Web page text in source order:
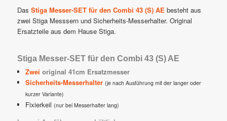
Das Stiga Messer-SET für den Combi 43 (S) AEbesteht aus
zwei Stiga Messsern und Sicherheits-Messerhalter. Original
Ersatzteile aus dem Hause Stiga.
Stiga Messer-SET für den Combi 43 (S) AE
Zwei original 41cm Ersatzmesser
Sicherheits-Messerhalter (je nach Ausführung mit der langer oder
kurzer Variante)
Fixierkeil(nur bei Messerhalter lang)